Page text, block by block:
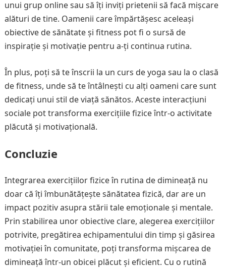
unui grup online sau să îți inviți prietenii să facă mișcare
alături de tine. Oamenii care împărtășesc aceleași
obiective de sănătate și fitness pot fi o sursă de
inspirație și motivație pentru a-ți continua rutina.
În plus, poți să te înscrii la un curs de yoga sau la o clasă
de fitness, unde să te întâlnești cu alți oameni care sunt
dedicați unui stil de viață sănătos. Aceste interacțiuni
sociale pot transforma exercițiile fizice într-o activitate
plăcută și motivațională.
Concluzie
Integrarea exercițiilor fizice în rutina de dimineață nu
doar că îți îmbunătățește sănătatea fizică, dar are un
impact pozitiv asupra stării tale emoționale și mentale.
Prin stabilirea unor obiective clare, alegerea exercițiilor
potrivite, pregătirea echipamentului din timp și găsirea
motivației în comunitate, poți transforma mișcarea de
dimineață într-un obicei plăcut și eficient. Cu o rutină